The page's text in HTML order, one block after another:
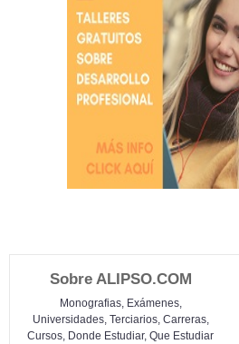
Sobre ALIPSO.COM
Monografias, Exámenes,
Universidades, Terciarios, Carreras,
Cursos, Donde Estudiar, Que Estudiar